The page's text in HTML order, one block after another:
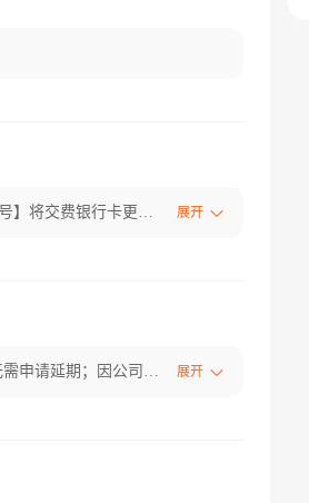
保单暂停交费办理渠道如下：1、点击金管家APP【更改交费账号】将交费银行卡更改为一个不使用的银行账户；2、拨打95511进入寿险人工帮您设置转账暂停；3、柜面申请：可点击金管家APP【门店预约】进行线下预约办理；请您了解，谢谢。" 展开
寿险保单(除金牛万能)应交日后有60天的交费期，在这期间内无需申请延期；因公司不是每天都转账，为了保障您的权益，建议您提前一到两周存入保费，确保公司能够收到您的保费，谢谢！ 展开